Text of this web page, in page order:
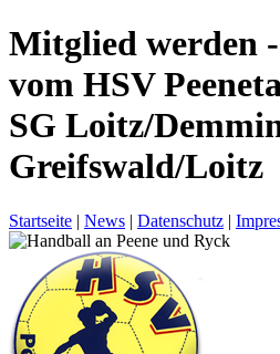
Mitglied werden
vom HSV
SG Loitz/
Greifswald/Loitz
Startseite | News | Datenschutz |